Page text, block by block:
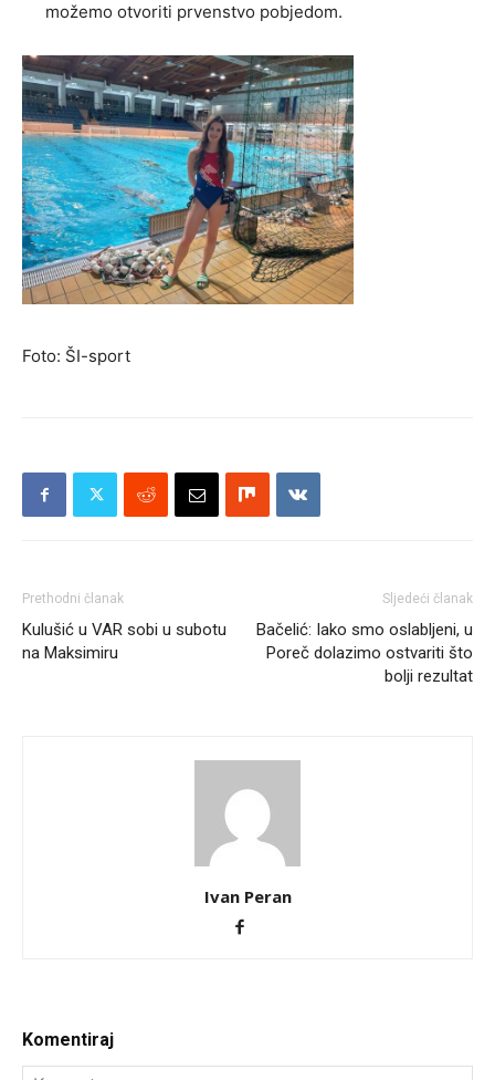
možemo otvoriti prvenstvo pobjedom.
Foto: ŠI-sport
Prethodni članak
Kulušić u VAR sobi u subotu
na Maksimiru
Sljedeći članak
Bačelić: Iako smo oslabljeni, u
Poreč dolazimo ostvariti što
bolji rezultat
Ivan Peran
Komentiraj